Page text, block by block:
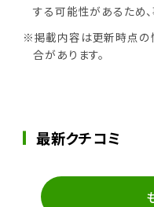
する可能性があるため
※掲載内容は更新時点の
合があります。
最新クチコミ